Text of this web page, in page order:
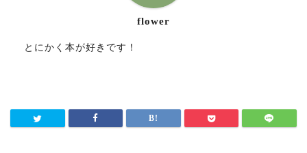
flower
とにかく本が好きです！